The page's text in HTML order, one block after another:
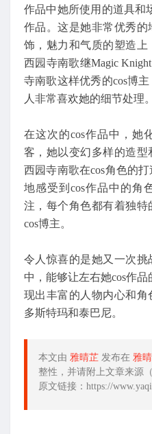
作品中她所使用的道具和
作品。这是她非常优秀
饰，魅力和气质的塑造
西园寺南歌继Magic
寺南歌这样优秀的cos博
人非常喜欢她的细节处理。
在这次的cos作品中，她
客，她以变幻多样的造型
西园寺南歌在cos角色的
地感受到cos作品中的角
注，每个角色都有着独
cos博主。
令人惊喜的是她又一次
中，能够让左右她cos作
现出丰富的人物内心和
多斯特玛和泰巴尼。
本文由 雅晴芷 发布在 雅
整性，并请附上文章来源
原文链接：https://